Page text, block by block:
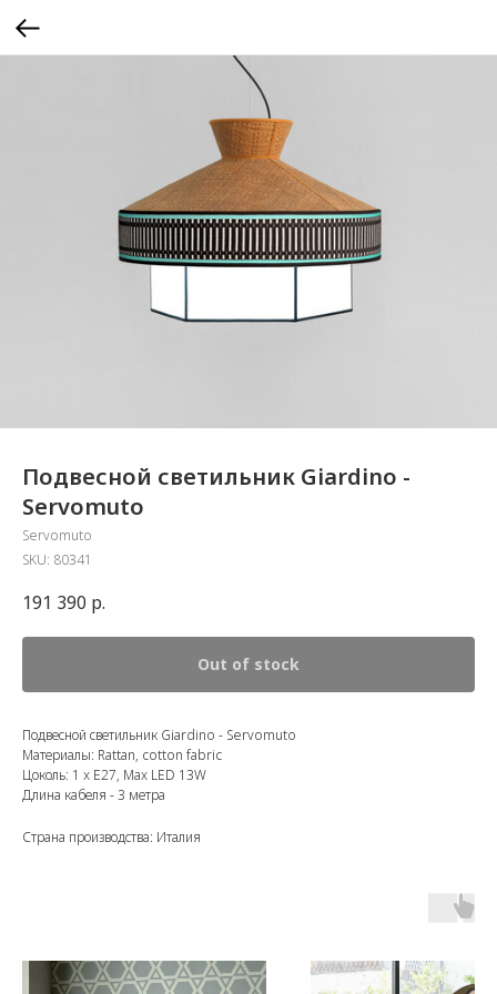
Подвесной светильник Giardino -
Servomuto
Servomuto
SKU: 80341
191 390 р.
Out of stock
Подвесной светильник Giardino - Servomuto
Материалы: Rattan, cotton fabric
Цоколь: 1 x E27, Max LED 13W
Длина кабеля - 3 метра
Страна производства: Италия